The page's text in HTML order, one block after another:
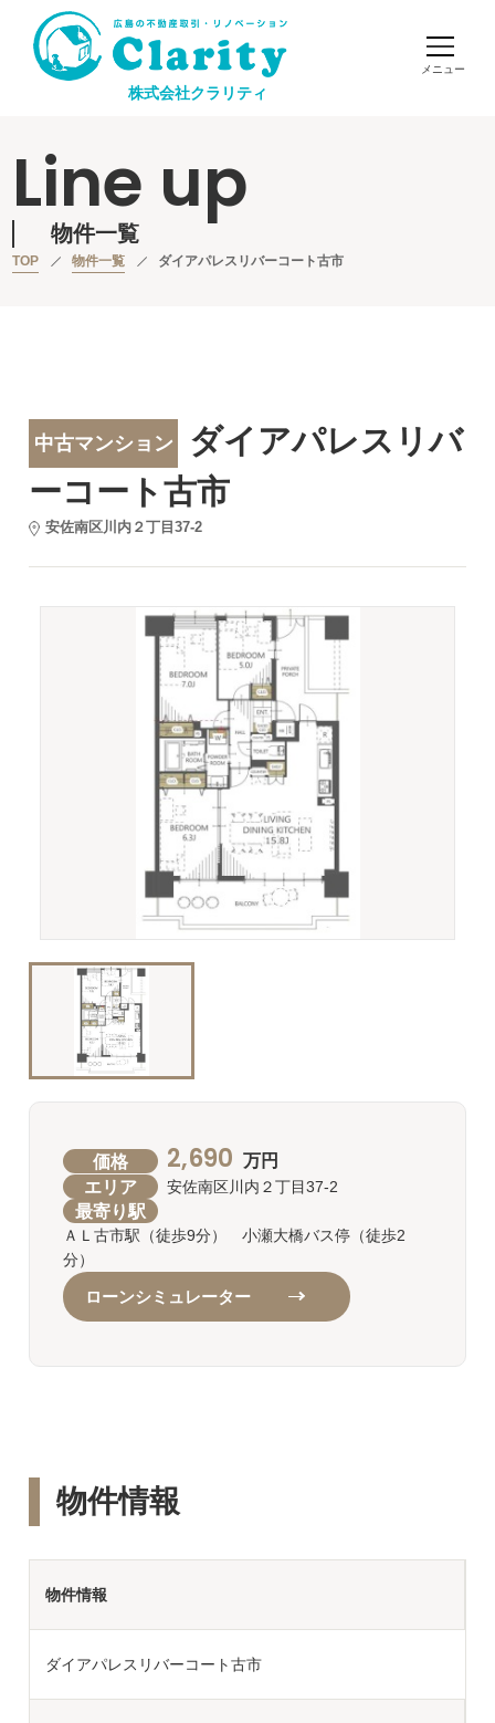
株式会社クラリティ
Line up
物件一覧
TOP 物件一覧 ダイアパレスリバーコート古市
中古マンション
ダイアパレスリバ
ーコート古市
安佐南区川内２丁目37-2
価格 2,690 万円
エリア 安佐南区川内２丁目37-2
最寄り駅
ＡＬ古市駅（徒歩9分） 小瀬大橋バス停（徒歩2
分）
ローンシミュレーター
物件情報
物件情報
ダイアパレスリバーコート古市